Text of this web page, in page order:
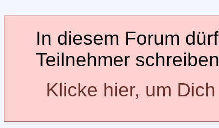
In diesem Forum
Teilnehmer
Klicke hier, um